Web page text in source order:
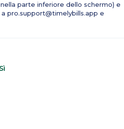
parte inferiore dello schermo) e
pro.support@timelybills.app e
Sì